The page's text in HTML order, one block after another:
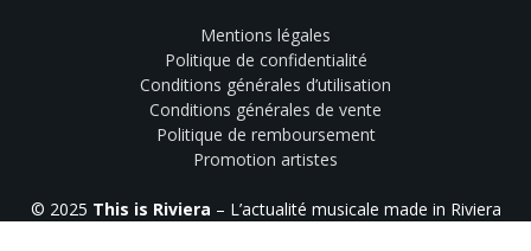
Mentions légales
Politique de confidentialité
Conditions générales d’utilisation
Conditions générales de vente
Politique de remboursement
Promotion artistes
© 2025 This is Riviera – L’actualité musicale made in Riviera